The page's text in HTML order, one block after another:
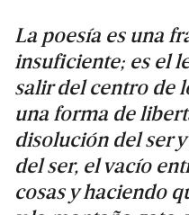
La poesía es una
insuficiente; es el
salir del centro de
una forma de
disolución del ser
del ser, el vacío
cosas y haciendo